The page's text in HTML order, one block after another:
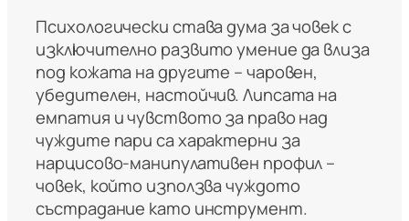
Психологически става дума за човек с
изключително развито умение да влиза
под кожата на другите – чаровен,
убедителен, настойчив. Липсата на
емпатия и чувството за право над
чуждите пари са характерни за
нарцисово-манипулативен профил –
човек, който използва чуждото
състрадание като инструмент.